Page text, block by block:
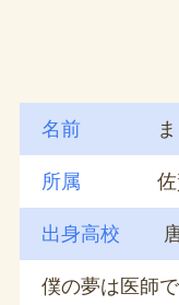
名前
所属
出身高校
僕の夢は医師